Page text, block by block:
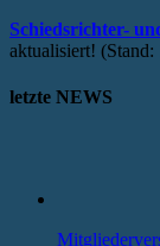
Schiedsrichter-
aktualisiert! (Stand:
letzte NEWS